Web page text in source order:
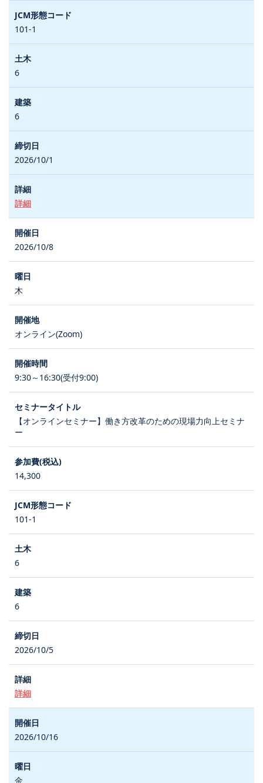
101-1
6
6
2026/10/1
詳細
2026/10/8
木
オンライン(Zoom)
9:30～16:30(受付9:00)
【オンラインセミナー】働き方改革のための現場力向上セミナ
ー
14,300
101-1
6
6
2026/10/5
詳細
2026/10/16
金